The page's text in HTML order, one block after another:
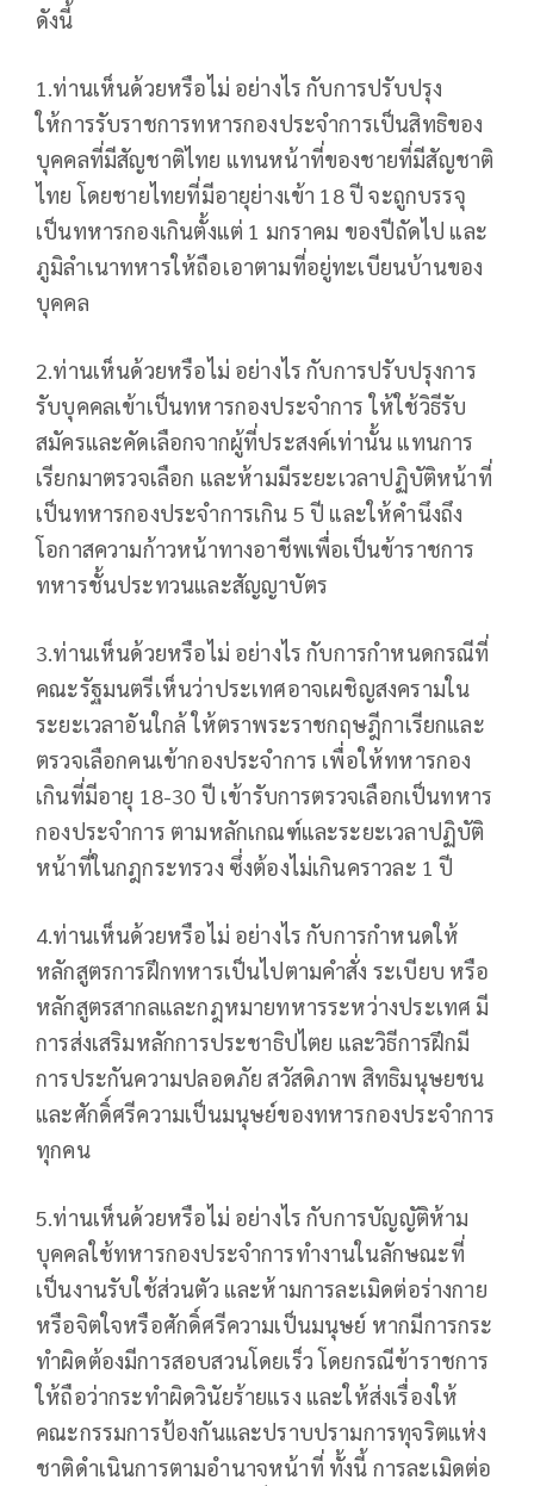
ดังนี้
1.ท่านเห็นด้วยหรือไม่ อย่างไร กับการปรับปรุง
ให้การรับราชการทหารกองประจำการเป็นสิทธิของ
บุคคลที่มีสัญชาติไทย แทนหน้าที่ของชายที่มีสัญชาติ
ไทย โดยชายไทยที่มีอายุย่างเข้า 18 ปี จะถูกบรรจุ
เป็นทหารกองเกินตั้งแต่ 1 มกราคม ของปีถัดไป และ
ภูมิลำเนาทหารให้ถือเอาตามที่อยู่ทะเบียนบ้านของ
บุคคล
2.ท่านเห็นด้วยหรือไม่ อย่างไร กับการปรับปรุงการ
รับบุคคลเข้าเป็นทหารกองประจำการ ให้ใช้วิธีรับ
สมัครและคัดเลือกจากผู้ที่ประสงค์เท่านั้น แทนการ
เรียกมาตรวจเลือก และห้ามมีระยะเวลาปฏิบัติหน้าที่
เป็นทหารกองประจำการเกิน 5 ปี และให้คำนึงถึง
โอกาสความก้าวหน้าทางอาชีพเพื่อเป็นข้าราชการ
ทหารชั้นประทวนและสัญญาบัตร
3.ท่านเห็นด้วยหรือไม่ อย่างไร กับการกำหนดกรณีที่
คณะรัฐมนตรีเห็นว่าประเทศอาจเผชิญสงครามใน
ระยะเวลาอันใกล้ ให้ตราพระราชกฤษฎีกาเรียกและ
ตรวจเลือกคนเข้ากองประจำการ เพื่อให้ทหารกอง
เกินที่มีอายุ 18-30 ปี เข้ารับการตรวจเลือกเป็นทหาร
กองประจำการ ตามหลักเกณฑ์และระยะเวลาปฏิบัติ
หน้าที่ในกฎกระทรวง ซึ่งต้องไม่เกินคราวละ 1 ปี
4.ท่านเห็นด้วยหรือไม่ อย่างไร กับการกำหนดให้
หลักสูตรการฝึกทหารเป็นไปตามคำสั่ง ระเบียบ หรือ
หลักสูตรสากลและกฎหมายทหารระหว่างประเทศ มี
การส่งเสริมหลักการประชาธิปไตย และวิธีการฝึกมี
การประกันความปลอดภัย สวัสดิภาพ สิทธิมนุษยชน
และศักดิ์ศรีความเป็นมนุษย์ของทหารกองประจำการ
ทุกคน
5.ท่านเห็นด้วยหรือไม่ อย่างไร กับการบัญญัติห้าม
บุคคลใช้ทหารกองประจำการทำงานในลักษณะที่
เป็นงานรับใช้ส่วนตัว และห้ามการละเมิดต่อร่างกาย
หรือจิตใจหรือศักดิ์ศรีความเป็นมนุษย์ หากมีการกระ
ทำผิดต้องมีการสอบสวนโดยเร็ว โดยกรณีข้าราชการ
ให้ถือว่ากระทำผิดวินัยร้ายแรง และให้ส่งเรื่องให้
คณะกรรมการป้องกันและปราบปรามการทุจริตแห่ง
ชาติดำเนินการตามอำนาจหน้าที่ ทั้งนี้ การละเมิดต่อ